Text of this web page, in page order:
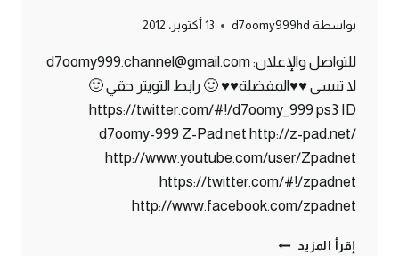
بواسطة d7oomy999hd 13 أكتوبر، 2012
للتواصل والإعلان: d7oomy999.channel@gmail.com
لا تنسى ♥♥المفضلة♥♥ 🙂 رابط التويتر حقي 🙂
https://twitter.com/#!/d7oomy_999 ps3 ID
d7oomy-999 Z-Pad.net http://z-pad.net/
http://www.youtube.com/user/Zpadnet
https://twitter.com/#!/zpadnet
http://www.facebook.com/zpadnet
إقرأ المزيد ماين